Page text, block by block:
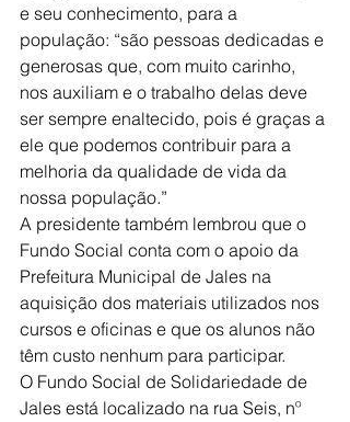
e seu conhecimento, para a
população: “são pessoas dedicadas e
generosas que, com muito carinho,
nos auxiliam e o trabalho delas deve
ser sempre enaltecido, pois é graças a
ele que podemos contribuir para a
melhoria da qualidade de vida da
nossa população.”
A presidente também lembrou que o
Fundo Social conta com o apoio da
Prefeitura Municipal de Jales na
aquisição dos materiais utilizados nos
cursos e oficinas e que os alunos não
têm custo nenhum para participar.
O Fundo Social de Solidariedade de
Jales está localizado na rua Seis, nº